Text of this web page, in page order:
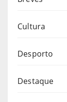
Cultura
Desporto
Destaque